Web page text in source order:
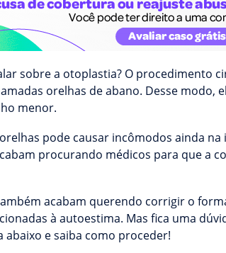
sobre a otoplastia? O procedimento
orelhas de abano. Desse modo,
menor.
pode causar incômodos ainda na
procurando médicos para que a
acabam querendo corrigir o
à autoestima. Mas fica uma
abaixo e saiba como proceder!